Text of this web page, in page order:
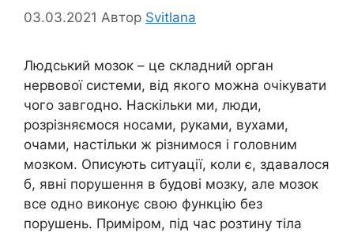
03.03.2021 Автор Svitlana
Людський мозок – це складний орган
нервової системи, від якого можна очікувати
чого завгодно. Наскільки ми, люди,
розрізняємося носами, руками, вухами,
очами, настільки ж різнимося і головним
мозком. Описують ситуації, коли є, здавалося
б, явні порушення в будові мозку, але мозок
все одно виконує свою функцію без
порушень. Приміром, під час розтину тіла